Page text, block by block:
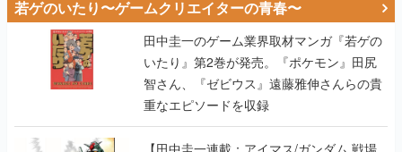
若ゲのいたり〜ゲームクリエイターの青春〜
田中圭一のゲーム業界取材マンガ『若ゲの
いたり』第2巻が発売。『ポケモン』田尻
智さん、『ゼビウス』遠藤雅伸さんらの貴
重なエピソードを収録
【田中圭一連載：アイマス/ガンダム 戦場